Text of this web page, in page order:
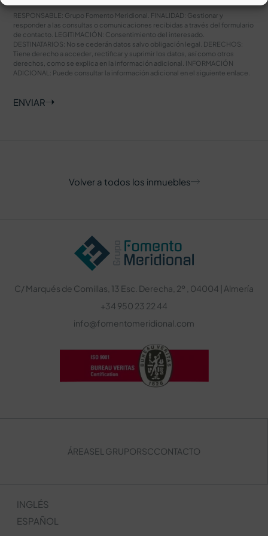
RESPONSABLE: Grupo Fomento Meridional. FINALIDAD: Gestionar y
responder a las consultas o comunicaciones recibidas a través del formulario
de contacto. LEGITIMACIÓN: Consentimiento del interesado.
DESTINATARIOS: No se cederán datos salvo obligación legal. DERECHOS:
Tiene derecho a acceder, rectificar y suprimir los datos, así como otros
derechos, como se explica en la información adicional. INFORMACIÓN
ADICIONAL: Puede consultar la información adicional en el siguiente enlace
ENVIAR
Volver a todos los inmuebles
C/ Marqués de Comillas, 13 Esc. Derecha, 2º , 04004 | Almería
+34 950 23 22 44
info@fomentomeridional.com
ÁREASEL GRUPORSCCONTACTO
INGLÉS
ESPAÑOL